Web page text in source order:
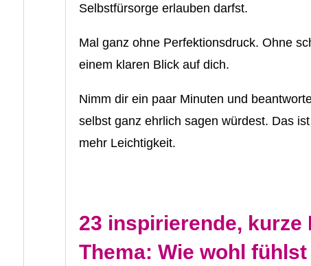
Selbstfürsorge erlauben darfst.
Mal ganz ohne Perfektionsdruck. Ohne
einem klaren Blick auf dich.
Nimm dir ein paar Minuten und
selbst ganz ehrlich sagen würdest. Das
mehr Leichtigkeit.
23 inspirierende, kurze
Thema: Wie wohl